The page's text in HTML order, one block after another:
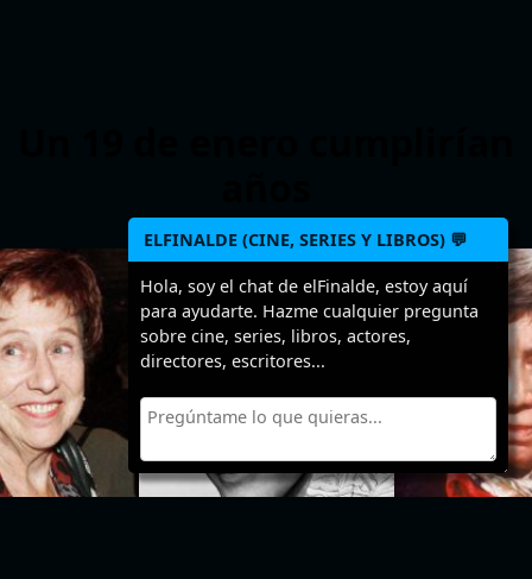
> >
ELFINALDE (CINE, SERIES Y LIBROS) 💬
Hola, soy el chat de elFinalde, estoy aquí
para ayudarte. Hazme cualquier pregunta
sobre cine, series, libros, actores,
directores, escritores...